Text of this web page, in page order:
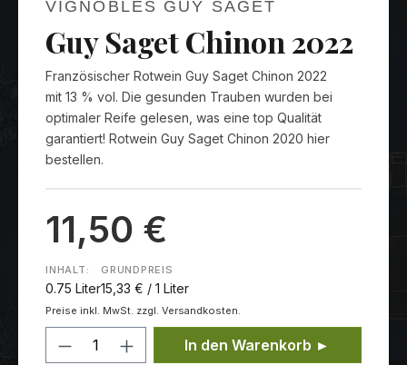
VIGNOBLES GUY SAGET
Guy Saget Chinon 2022
Französischer Rotwein Guy Saget Chinon 2022
mit 13 % vol. Die gesunden Trauben wurden bei
optimaler Reife gelesen, was eine top Qualität
garantiert! Rotwein Guy Saget Chinon 2020 hier
bestellen.
11,50 €
INHALT:
0.75 Liter
GRUNDPREIS
15,33 € / 1 Liter
Preise inkl. MwSt. zzgl. Versandkosten.
Produkt Anzahl: Gib den
In den Warenkorb ►